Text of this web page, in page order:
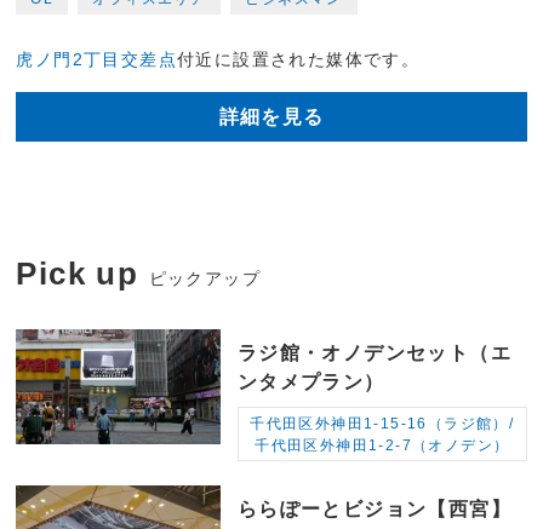
虎ノ門2丁目交差点付近に設置された媒体です。
詳細を見る
Pick up ピックアップ
ラジ館・オノデンセット（エ
ンタメプラン）
千代田区外神田1-15-16（ラジ館）/
千代田区外神田1-2-7（オノデン）
ららぽーとビジョン【西宮】